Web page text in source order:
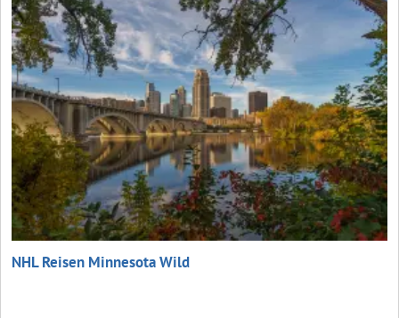
NHL Reisen Minnesota Wild